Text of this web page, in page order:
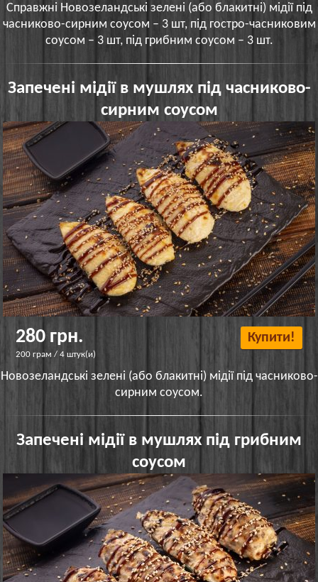
Справжні Новозеландські зелені (або блакитні) мідії під
часниково-сирним соусом – 3 шт, під гостро-часниковим
соусом – 3 шт, під грибним соусом – 3 шт.
Запечені мідії в мушлях під часниково-
сирним соусом
280 грн.
200 грам / 4 штук(и)
Купити!
Новозеландські зелені (або блакитні) мідії під часниково-
сирним соусом.
Запечені мідії в мушлях під грибним
соусом